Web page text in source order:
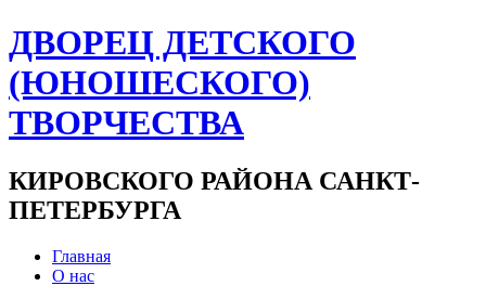
ДВОРЕЦ ДЕТСКОГО
(ЮНОШЕСКОГО)
ТВОРЧЕСТВА
КИРОВСКОГО РАЙОНА САНКТ-
ПЕТЕРБУРГА
Главная
О нас